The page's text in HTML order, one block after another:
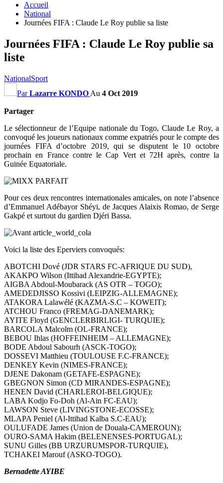
Accueil
National
Journées FIFA : Claude Le Roy publie sa liste
Journées FIFA : Claude Le Roy publie sa
liste
NationalSport
ParLazarre KONDO Au 4 Oct 2019
Partager
Le sélectionneur de l’Equipe nationale du Togo, Claude Le Roy, a
convoqué les joueurs nationaux comme expatriés pour le compte des
journées FIFA d’octobre 2019, qui se disputent le 10 octobre
prochain en France contre le Cap Vert et 72H après, contre la
Guinée Equatoriale.
Pour ces deux rencontres internationales amicales, on note l’absence
d’Emmanuel Adébayor Shéyi, de Jacques Alaixis Romao, de Serge
Gakpé et surtout du gardien Djéri Bassa.
Voici la liste des Eperviers convoqués:
ABOTCHI Dové (JDR STARS FC-AFRIQUE DU SUD),
AKAKPO Wilson (Ittihad Alexandrie-EGYPTE);
AIGBA Abdoul-Moubarack (AS OTR – TOGO);
AMEDEDJISSO Kossivi (LEIPZIG-ALLEMAGNE);
ATAKORA Lalawélé (KAZMA-S.C – KOWEIT);
ATCHOU Franco (FREMAG-DANEMARK);
AYITE Floyd (GENCLERBIRLIGI- TURQUIE);
BARCOLA Malcolm (OL-FRANCE);
BEBOU Ihlas (HOFFEINHEIM – ALLEMAGNE);
BODE Abdoul Sabourh (ASCK-TOGO);
DOSSEVI Matthieu (TOULOUSE F.C-FRANCE);
DENKEY Kevin (NIMES-FRANCE);
DJENE Dakonam (GETAFE-ESPAGNE);
GBEGNON Simon (CD MIRANDES-ESPAGNE);
HENEN David (CHARLEROI-BELGIQUE);
LABA Kodjo Fo-Doh (Al-Ain FC-EAU);
LAWSON Steve (LIVINGSTONE-ECOSSE);
MLAPA Peniel (Al-Ittihad Kalba S.C-EAU);
OULUFADE James (Union de Douala-CAMEROUN);
OURO-SAMA Hakim (BELENENSES-PORTUGAL);
SUNU Gilles (BB URZURUMSPOR-TURQUIE),
TCHAKEI Marouf (ASKO-TOGO).
Bernadette AYIBE